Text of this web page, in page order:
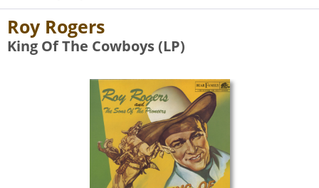
Roy Rogers
King Of The Cowboys (LP)